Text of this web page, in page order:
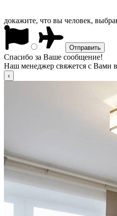
докажите, что вы человек,
Спасибо за Ваше сообщение!
Наш менеджер свяжется с Вами